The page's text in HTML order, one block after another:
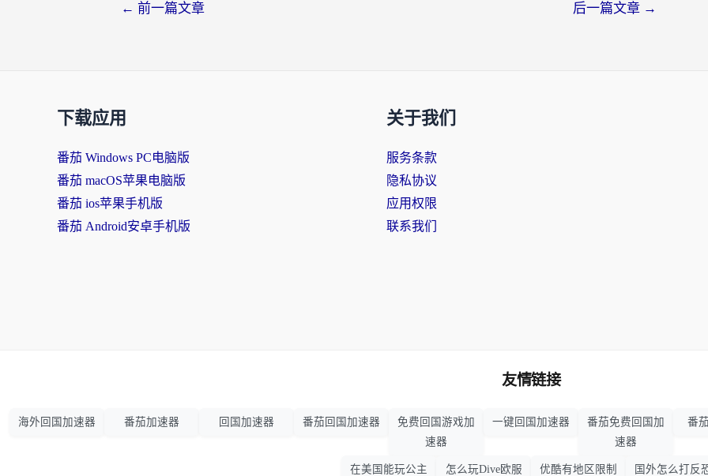
← 前一篇文章 后一篇文章 →
下载应用
番茄 Windows PC电脑版
番茄 macOS苹果电脑版
番茄 ios苹果手机版
番茄 Android安卓手机版
关于我们
服务条款
隐私协议
应用权限
联系我们
友情链接
海外回国加速器 番茄加速器 回国加速器 番茄回国加速器
免费回国游戏加
速器
一键回国加速器
番茄免费回国加
速器
番
在美国能玩公主 怎么玩Dive欧服 优酷有地区限制 国外怎么打反